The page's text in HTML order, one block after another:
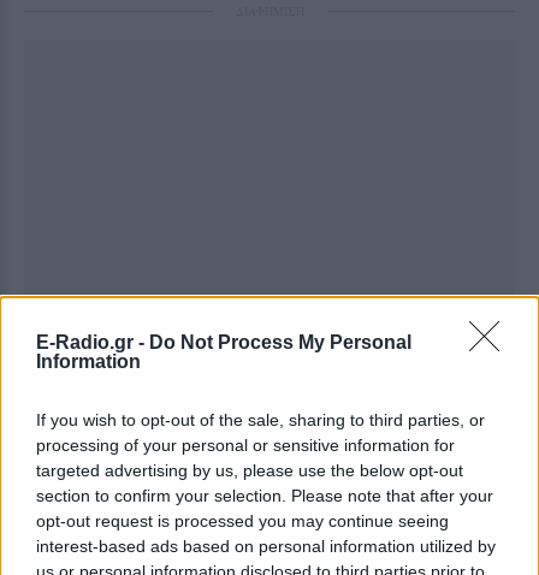
E-Radio.gr - Do Not Process My Personal
Information
If you wish to opt-out of the sale, sharing to third parties, or
processing of your personal or sensitive information for
targeted advertising by us, please use the below opt-out
section to confirm your selection. Please note that after your
opt-out request is processed you may continue seeing
interest-based ads based on personal information utilized by
us or personal information disclosed to third parties prior to
Ακολουθήστε το E-Radio.gr στο Google News